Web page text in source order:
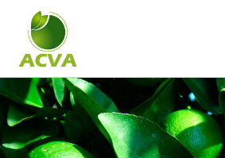
contenido